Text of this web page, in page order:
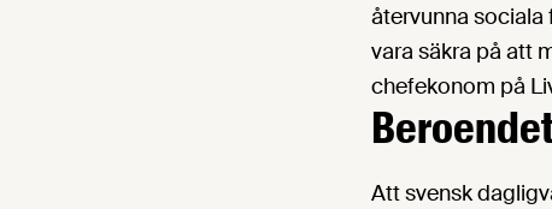
återvunna
vara säkra på att
chefekonom på
Att svensk